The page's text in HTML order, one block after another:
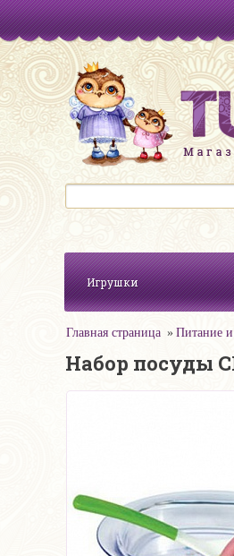
Игрушки
Главная страница Питание
Набор посуды